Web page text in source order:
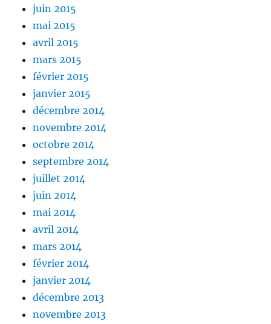
juin 2015
mai 2015
avril 2015
mars 2015
février 2015
janvier 2015
décembre 2014
novembre 2014
octobre 2014
septembre 2014
juillet 2014
juin 2014
mai 2014
avril 2014
mars 2014
février 2014
janvier 2014
décembre 2013
novembre 2013